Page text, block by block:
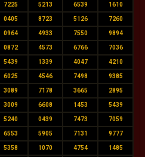
7225 5213 6539 1610
0405 8723 5126 7260
0964 4933 7550 9894
0872 4573 6766 7036
5439 1339 4047 4210
6025 4546 7498 9385
3089 7178 3665 2895
3009 6608 1453 5439
5240 0439 7473 7059
6553 5905 7131 9777
5358 1070 4754 1485